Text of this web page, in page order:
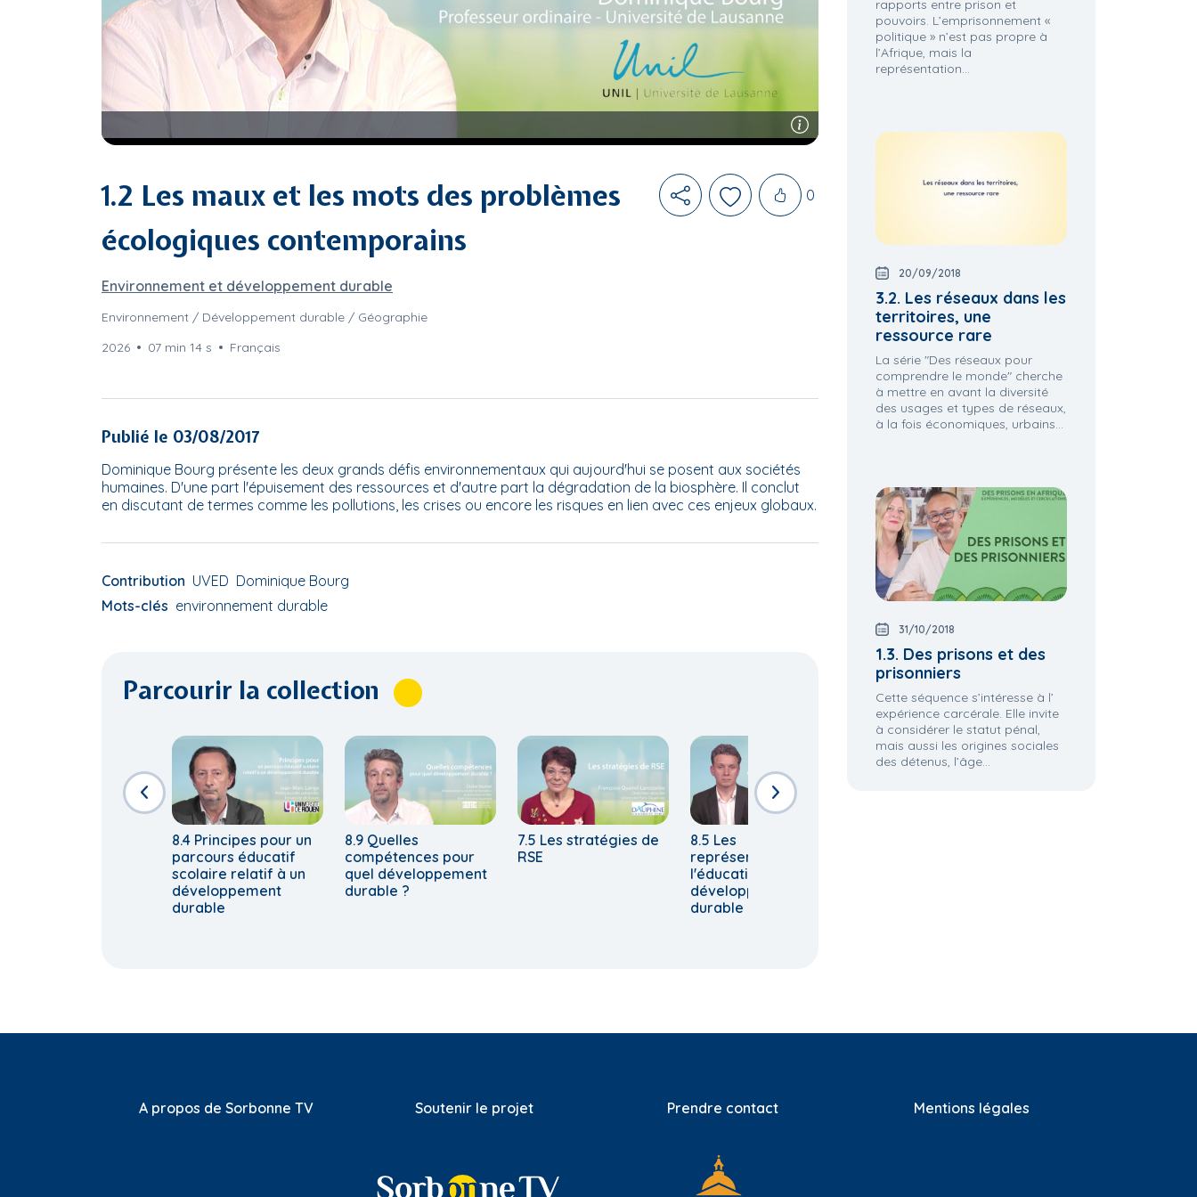
1.2 Les maux et les mots des problèmes
écologiques contemporains
Environnement et développement durable
Environnement / Développement durable / Géographie
2026
07 min 14 s Français
Likes
0
Publié le 03/08/2017
Dominique Bourg présente les deux grands défis environnementaux qui aujourd'hui se posent aux sociétés
humaines. D'une part l'épuisement des ressources et d'autre part la dégradation de la biosphère. Il conclut
en discutant de termes comme les pollutions, les crises ou encore les risques en lien avec ces enjeux globaux.
Contribution UVED Dominique Bourg
Mots-clés environnement durable
Parcourir la collection
8.4 Principes pour un
parcours éducatif
scolaire relatif à un
développement
durable
8.9 Quelles
compétences pour
quel développement
durable ?
7.5 Les stratégies de
RSE
8.5 Les
représentations de
l'éducation au
développement
durable
rapports entre prison et
pouvoirs. L’emprisonnement «
politique » n’est pas propre à
l’Afrique, mais la
représentation...
20/09/2018
3.2. Les réseaux dans les
territoires, une
ressource rare
La série "Des réseaux pour
comprendre le monde" cherche
à mettre en avant la diversité
des usages et types de réseaux,
à la fois économiques, urbains...
31/10/2018
1.3. Des prisons et des
prisonniers
Cette séquence s’intéresse à l’
expérience carcérale. Elle invite
à considérer le statut pénal,
mais aussi les origines sociales
des détenus, l’âge...
A propos de Sorbonne TV Soutenir le projet Prendre contact Mentions légales